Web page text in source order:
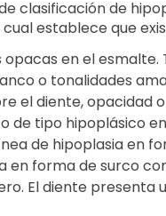
clasificación de
cual establece que
opacas en el
o tonalidades
el diente, opacidad
de tipo hipoplásico
de hipoplasia en
en forma de surco
El diente